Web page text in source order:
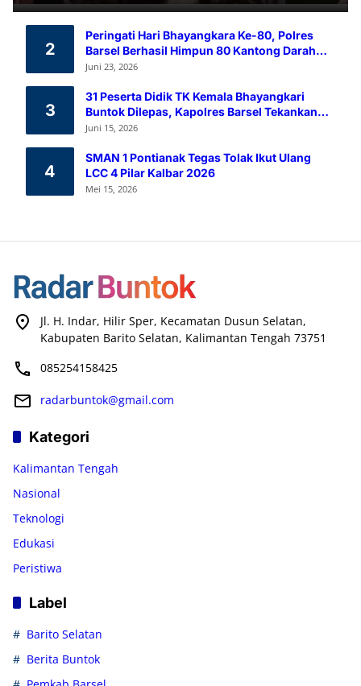
2
Peringati Hari Bhayangkara Ke-80, Polres
Barsel Berhasil Himpun 80 Kantong Darah
Melalui Aksi Donor Darah
Juni 23, 2026
3
31 Peserta Didik TK Kemala Bhayangkari
Buntok Dilepas, Kapolres Barsel Tekankan
Pendidikan Karakter
Juni 15, 2026
4
SMAN 1 Pontianak Tegas Tolak Ikut Ulang
LCC 4 Pilar Kalbar 2026
Mei 15, 2026
Jl. H. Indar, Hilir Sper, Kecamatan Dusun Selatan,
Kabupaten Barito Selatan, Kalimantan Tengah 73751
085254158425
radarbuntok@gmail.com
Kategori
Kalimantan Tengah
Nasional
Teknologi
Edukasi
Peristiwa
Label
Barito Selatan
Berita Buntok